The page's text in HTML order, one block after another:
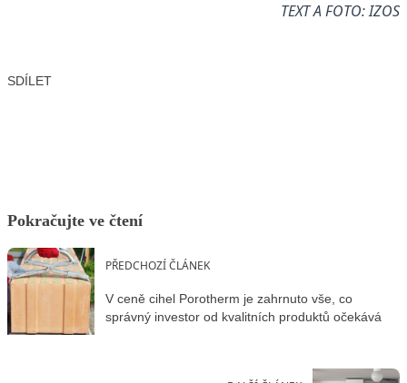
TEXT A FOTO: IZOS
SDÍLET
Pokračujte ve čtení
PŘEDCHOZÍ ČLÁNEK
V ceně cihel Porotherm je zahrnuto vše, co
správný investor od kvalitních produktů očekává